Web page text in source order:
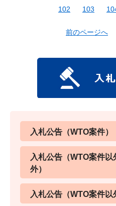
102
103
前のページへ
入札公告（WTO案件）
入札公告（WTO案件
外）
入札公告（WTO案件以